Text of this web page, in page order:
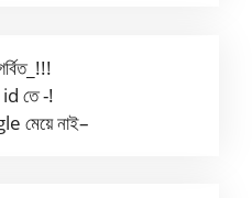
তে -!
মেয়ে নাই–